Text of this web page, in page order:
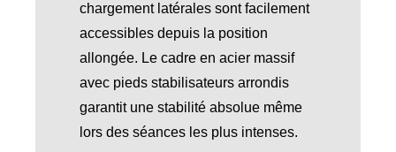
chargement latérales sont facilement
accessibles depuis la position
allongée. Le cadre en acier massif
avec pieds stabilisateurs arrondis
garantit une stabilité absolue même
lors des séances les plus intenses.